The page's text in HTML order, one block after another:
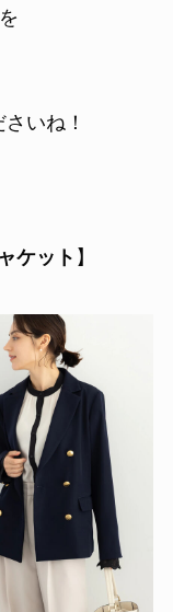
を
いね！
ケット 】